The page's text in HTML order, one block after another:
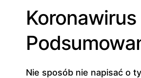
Nie sposób nie napisać o